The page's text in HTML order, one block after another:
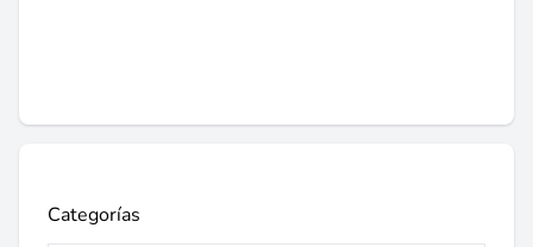
Categorías